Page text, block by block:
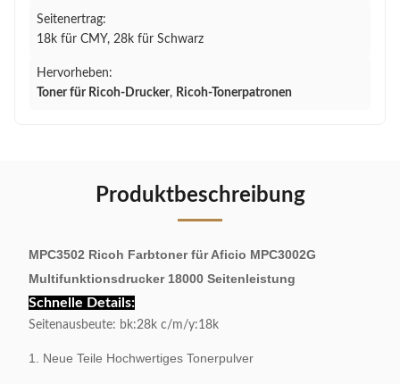
Seitenertrag:
18k für CMY, 28k für Schwarz
Hervorheben:
Toner für Ricoh-Drucker, Ricoh-Tonerpatronen
Produktbeschreibung
MPC3502 Ricoh Farbtoner für Aficio MPC3002G
Multifunktionsdrucker 18000 Seitenleistung
Schnelle Details:
Seitenausbeute: bk:28k c/m/y:18k
1. Neue Teile Hochwertiges Tonerpulver